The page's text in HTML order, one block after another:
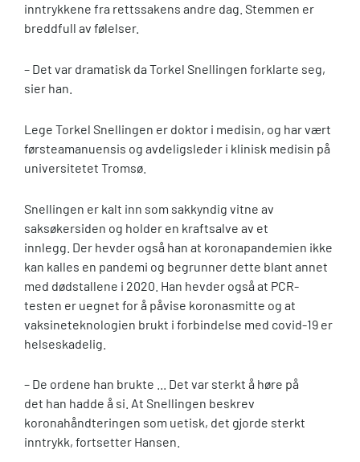
inntrykkene fra rettssakens andre dag. Stemmen er
breddfull av følelser.
– Det var dramatisk da Torkel Snellingen forklarte seg,
sier han.
Lege Torkel Snellingen er doktor i medisin, og har vært
førsteamanuensis og avdeligsleder i klinisk medisin på
universitetet Tromsø.
Snellingen er kalt inn som sakkyndig vitne av
saksøkersiden og holder en kraftsalve av et
innlegg. Der hevder også han at koronapandemien ikke
kan kalles en pandemi og begrunner dette blant annet
med dødstallene i 2020. Han hevder også at PCR-
testen er uegnet for å påvise koronasmitte og at
vaksineteknologien brukt i forbindelse med covid-19 er
helseskadelig.
– De ordene han brukte ... Det var sterkt å høre på
det han hadde å si. At Snellingen beskrev
koronahåndteringen som uetisk, det gjorde sterkt
inntrykk, fortsetter Hansen.